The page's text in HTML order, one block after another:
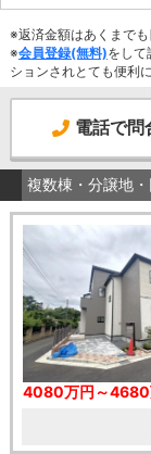
※返済金額はあくまでも
※会員登録(無料)をして
ションされとても便利
電話で問
複数棟・分譲地
4080万円～4680